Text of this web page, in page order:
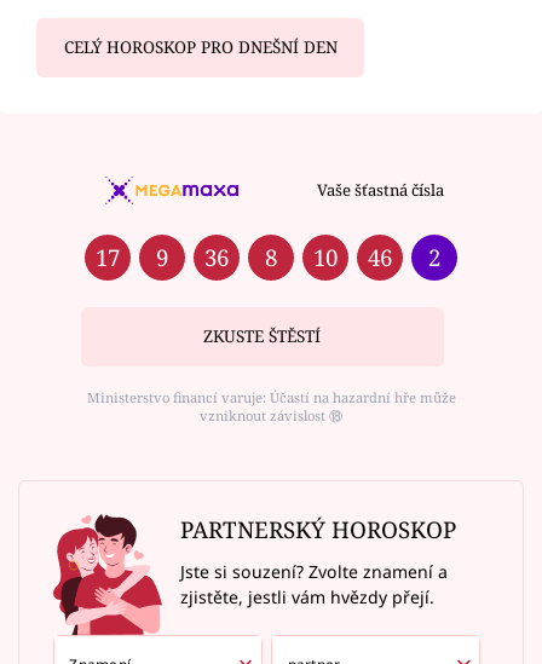
CELÝ HOROSKOP PRO DNEŠNÍ DEN
Vaše šťastná čísla
17 9 36 8 10 46 2
ZKUSTE ŠTĚSTÍ
Ministerstvo financí varuje: Účastí na hazardní hře může
vzniknout závislost ⑱
PARTNERSKÝ HOROSKOP
Jste si souzení? Zvolte znamení a
zjistěte, jestli vám hvězdy přejí.